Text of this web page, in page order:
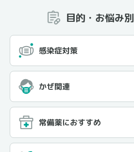
目的・お悩み
感染症対策
かぜ関連
常備薬におすすめ